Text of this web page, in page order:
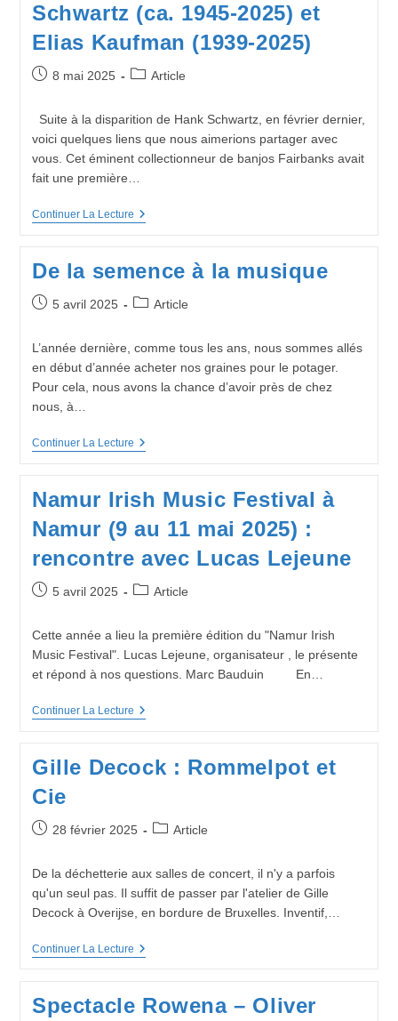
Été
–
Vilarets
Schwartz (ca. 1945-2025) et
Elias Kaufman (1939-2025)
Publication
8 mai 2025
PostArticle
Suite à la disparition de Hank Schwartz, en février dernier,
voici quelques liens que nous aimerions partager avec
vous. Cet éminent collectionneur de banjos Fairbanks avait
fait une première…
Continuer La LectureHommage
Historiens
Banjo
(ca.
1945-
2025)
Et
2025)
De la semence à la musique
Publication
5 avril 2025
PostArticle
L’année dernière, comme tous les ans, nous sommes allés
en début d’année acheter nos graines pour le potager.
Pour cela, nous avons la chance d’avoir près de chez
nous, à…
Continuer La LectureDe
La
Namur Irish Music Festival à
Namur (9 au 11 mai 2025) :
rencontre avec Lucas Lejeune
Publication
5 avril 2025
PostArticle
Cette année a lieu la première édition du "Namur Irish
Music Festival". Lucas Lejeune, organisateur , le présente
et répond à nos questions. Marc Bauduin En…
Continuer La LectureNamur
À
11
Mai
Rencontre
Avec
Lucas
Gille Decock : Rommelpot et
Cie
Publication
28 février 2025
PostArticle
De la déchetterie aux salles de concert, il n'y a parfois
qu'un seul pas. Il suffit de passer par l'atelier de Gille
Decock à Overijse, en bordure de Bruxelles. Inventif,…
Continuer La LectureGille
Et
Spectacle Rowena – Oliver